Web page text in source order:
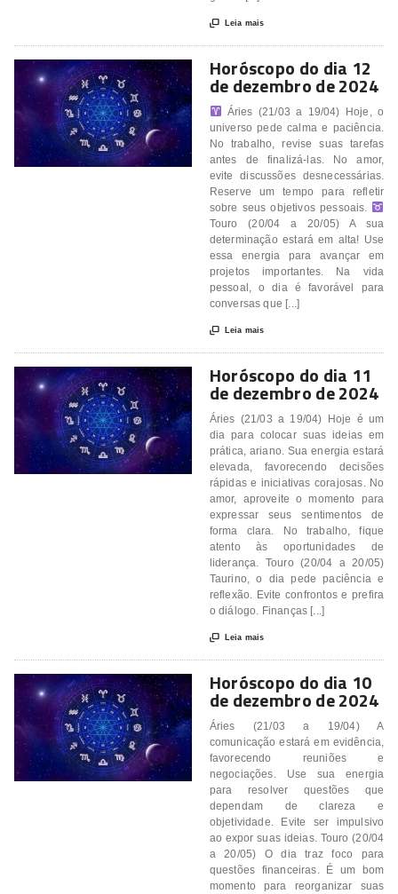
 Leia mais
Horóscopo do dia 12
de dezembro de 2024
Áries (21/03 a 19/04) Hoje, o
universo pede calma e paciência.
No trabalho, revise suas tarefas
antes de finalizá-las. No amor,
evite discussões desnecessárias.
Reserve um tempo para refletir
sobre seus objetivos pessoais.
Touro (20/04 a 20/05) A sua
determinação estará em alta! Use
essa energia para avançar em
projetos importantes. Na vida
pessoal, o dia é favorável para
conversas que [...]
 Leia mais
Horóscopo do dia 11
de dezembro de 2024
Áries (21/03 a 19/04) Hoje é um
dia para colocar suas ideias em
prática, ariano. Sua energia estará
elevada, favorecendo decisões
rápidas e iniciativas corajosas. No
amor, aproveite o momento para
expressar seus sentimentos de
forma clara. No trabalho, fique
atento às oportunidades de
liderança. Touro (20/04 a 20/05)
Taurino, o dia pede paciência e
reflexão. Evite confrontos e prefira
o diálogo. Finanças [...]
 Leia mais
Horóscopo do dia 10
de dezembro de 2024
Áries (21/03 a 19/04) A
comunicação estará em evidência,
favorecendo reuniões e
negociações. Use sua energia
para resolver questões que
dependam de clareza e
objetividade. Evite ser impulsivo
ao expor suas ideias. Touro (20/04
a 20/05) O dia traz foco para
questões financeiras. É um bom
momento para reorganizar suas